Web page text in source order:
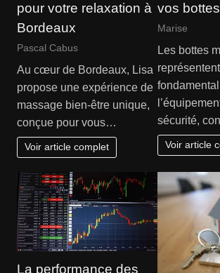
pour votre relaxation à
Bordeaux
Pascal Cabus
Au cœur de Bordeaux, Lisa
propose une expérience de
massage bien-être unique,
conçue pour vous…
Voir article complet
vos
Marise
Les bottes
sécurité,
Voir article
La performance des